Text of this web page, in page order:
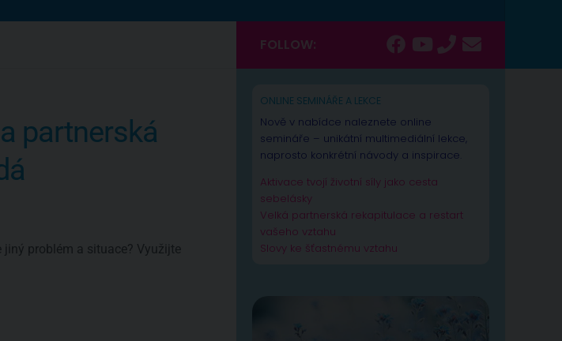
partnerská
problém a situace? Využijte
FOLLOW:
ONLINE SEMINÁŘE A LEKCE
Nově v nabídce naleznete online
semináře – unikátní multimediální lekce,
naprosto konkrétní návody a inspirace.
Aktivace tvojí životní síly jako cesta
sebelásky
Velká partnerská rekapitulace a restart
vašeho vztahu
Slovy ke šťastnému vztahu